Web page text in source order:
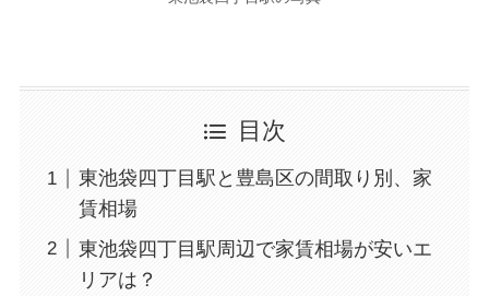
目次
東池袋四丁目駅と豊島区の間取り別、家
賃相場
東池袋四丁目駅周辺で家賃相場が安いエ
リアは？